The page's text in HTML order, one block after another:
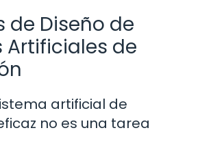
de Diseño de
Artificiales de
artificial de
no es una tarea